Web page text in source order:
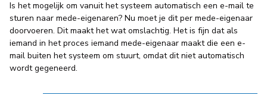
Is het mogelijk om vanuit het systeem automatisch een e-mail te
sturen naar mede-eigenaren? Nu moet je dit per mede-eigenaar
doorvoeren. Dit maakt het wat omslachtig. Het is fijn dat als
iemand in het proces iemand mede-eigenaar maakt die een e-
mail buiten het systeem om stuurt, omdat dit niet automatisch
wordt gegeneerd.